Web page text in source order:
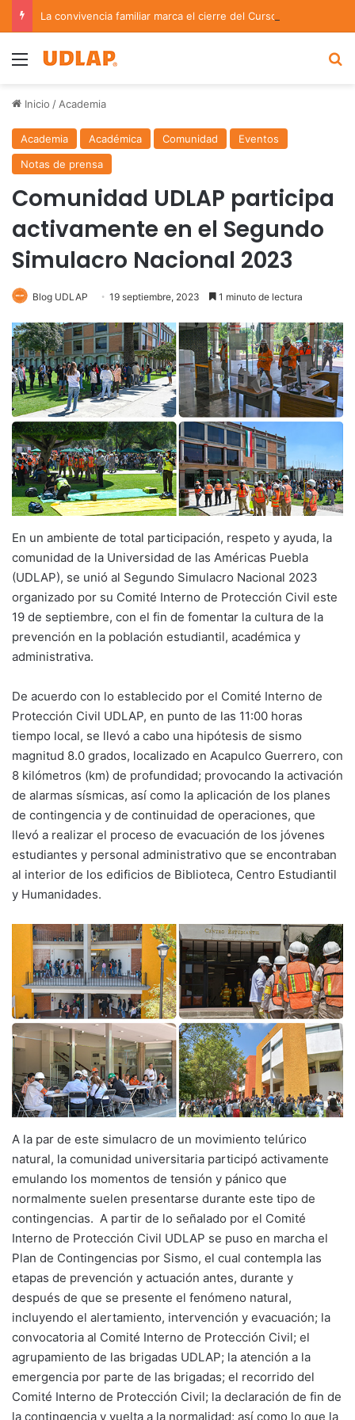
Menu
Inicio / Academia
Academia Académica Comunidad
Eventos
Notas de prensa
Comunidad UDLAP participa
activamente en el Segundo
Simulacro Nacional 2023
Blog UDLAP 19 septiembre, 2023 1 minuto de lectura
En un ambiente de total participación, respeto y ayuda, la
comunidad de la Universidad de las Américas Puebla
(UDLAP), se unió al Segundo Simulacro Nacional 2023
organizado por su Comité Interno de Protección Civil este
19 de septiembre, con el fin de fomentar la cultura de la
prevención en la población estudiantil, académica y
administrativa.
De acuerdo con lo establecido por el Comité Interno de
Protección Civil UDLAP, en punto de las 11:00 horas
tiempo local, se llevó a cabo una hipótesis de sismo
magnitud 8.0 grados, localizado en Acapulco Guerrero, con
8 kilómetros (km) de profundidad; provocando la activación
de alarmas sísmicas, así como la aplicación de los planes
de contingencia y de continuidad de operaciones, que
llevó a realizar el proceso de evacuación de los jóvenes
estudiantes y personal administrativo que se encontraban
al interior de los edificios de Biblioteca, Centro Estudiantil
y Humanidades.
A la par de este simulacro de un movimiento telúrico
natural, la comunidad universitaria participó activamente
emulando los momentos de tensión y pánico que
normalmente suelen presentarse durante este tipo de
contingencias. A partir de lo señalado por el Comité
Interno de Protección Civil UDLAP se puso en marcha el
Plan de Contingencias por Sismo, el cual contempla las
etapas de prevención y actuación antes, durante y
después de que se presente el fenómeno natural,
incluyendo el alertamiento, intervención y evacuación; la
convocatoria al Comité Interno de Protección Civil; el
agrupamiento de las brigadas UDLAP; la atención a la
emergencia por parte de las brigadas; el recorrido del
Comité Interno de Protección Civil; la declaración de fin de
la contingencia y vuelta a la normalidad; así como lo que la